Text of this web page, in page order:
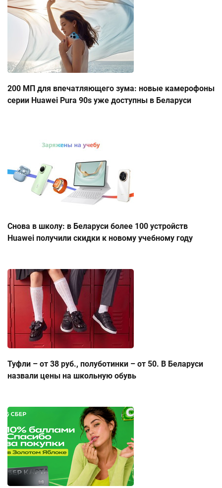
200 МП для впечатляющего зума: новые камерофоны
серии Huawei Pura 90s уже доступны в Беларуси
Снова в школу: в Беларуси более 100 устройств
Huawei получили скидки к новому учебному году
Туфли – от 38 руб., полуботинки – от 50. В Беларуси
назвали цены на школьную обувь